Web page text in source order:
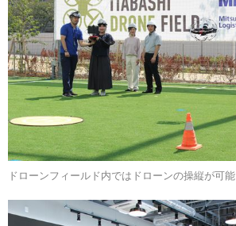
ドローンフィールド内ではドローンの操縦が可能